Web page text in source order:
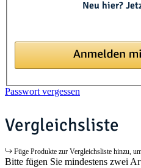
Neu hier?
Passwort vergessen
Vergleichsliste
Füge Produkte zur Vergleichsliste hinzu,
Bitte fügen Sie mindestens zwei